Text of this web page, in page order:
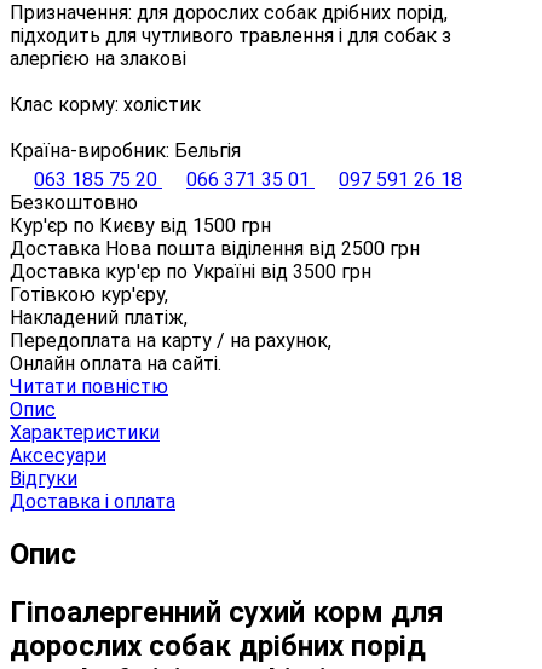
Призначення: для дорослих собак дрібних порід,
підходить для чутливого травлення і для собак з
алергією на злакові
Клас корму: холістик
Країна-виробник: Бельгія
063 185 75 20
066 371 35 01
097 591 26 18
Безкоштовно
Кур'єр по Києву від 1500 грн
Доставка Нова пошта віділення від 2500 грн
Доставка кур'єр по Україні від 3500 грн
Готівкою кур'єру,
Накладений платіж,
Передоплата на карту / на рахунок,
Онлайн оплата на сайті.
Читати повністю
Опис
Характеристики
Аксесуари
Відгуки
Доставка і оплата
Опис
Гіпоалергенний сухий корм для
дорослих собак дрібних порід